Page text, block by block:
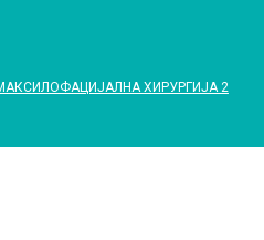
ХИРУРГИЈА 2